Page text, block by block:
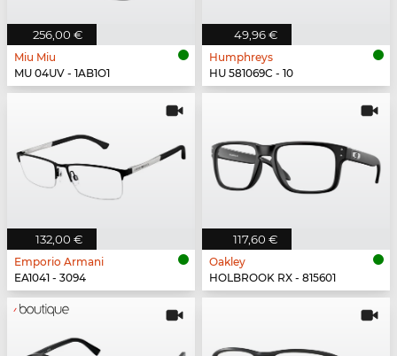
256,00 €
Miu Miu
MU 04UV - 1AB1O1
49,96 €
Humphreys
HU 581069C - 10
132,00 €
Emporio Armani
EA1041 - 3094
117,60 €
Oakley
HOLBROOK RX - 815601